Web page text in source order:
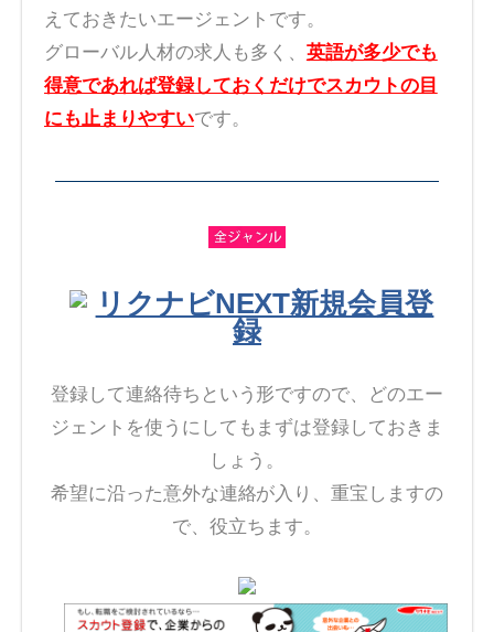
えておきたいエージェントです。
グローバル人材の求人も多く、 英語が多少でも
得意であれば登録しておくだけでスカウトの目
にも止まりやすいです。
リクナビNEXT新規会員登
録
登録して連絡待ちという形ですので、どのエー
ジェントを使うにしてもまずは登録しておきま
しょう。
希望に沿った意外な連絡が入り、重宝しますの
で、役立ちます。